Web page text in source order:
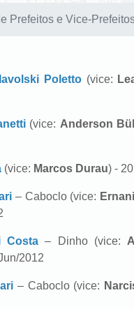
Prefeitos e Vice-
Poletto (vice:
(vice: Anderson
(vice: Marcos Durau) -
– Caboclo (vice:
Costa – Dinho (vice:
2012
– Caboclo (vice: